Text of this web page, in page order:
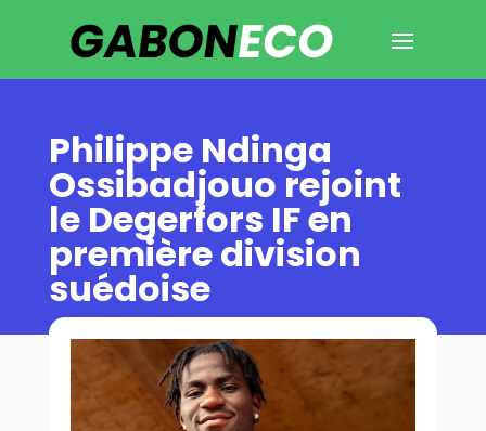
Philippe Ndinga
Ossibadjouo rejoint
le Degerfors IF en
première division
suédoise